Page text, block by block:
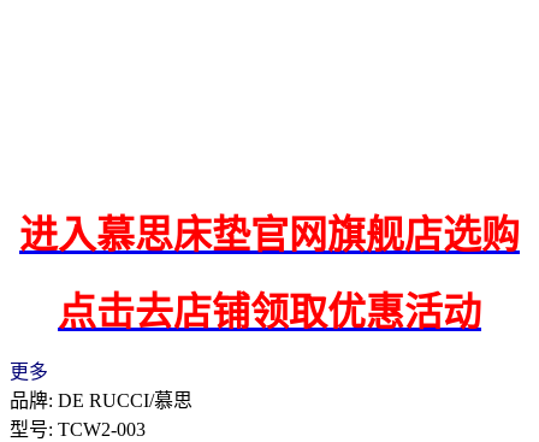
进入慕思床垫官网旗舰店选购
点击去店铺领取优惠活动
更多
品牌: DE RUCCI/慕思
型号: TCW2-003